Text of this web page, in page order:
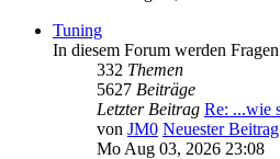
Tuning
In diesem Forum werden
332 Themen
5627 Beiträge
Letzter Beitrag Re: ...wie
von JM0 Neuester Beitrag
Mo Aug 03, 2026 23:08